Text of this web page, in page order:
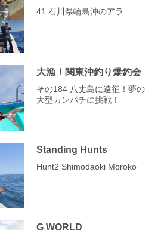
41 石川県輪島沖のアラ
大漁！関東沖釣り爆釣会
その184 八丈島に遠征！夢の
大型カンパチに挑戦！
Standing Hunts
Hunt2 Shimodaoki Moroko
G WORLD